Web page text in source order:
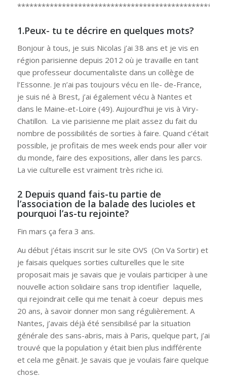
1.Peux- tu te décrire en quelques mots?
Bonjour à tous, je suis Nicolas j’ai 38 ans et je vis en
région parisienne depuis 2012 où je travaille en tant
que professeur documentaliste dans un collège de
l’Essonne. Je n’ai pas toujours vécu en Ile- de-France,
je suis né à Brest, j’ai également vécu à Nantes et
dans le Maine-et-Loire (49). Aujourd’hui je vis à Viry-
Chatillon. La vie parisienne me plait assez du fait du
nombre de possibilités de sorties à faire. Quand c’était
possible, je profitais de mes week ends pour aller voir
du monde, faire des expositions, aller dans les parcs.
La vie culturelle est vraiment très riche ici.
2 Depuis quand fais-tu partie de
l’association de la balade des lucioles et
pourquoi l’as-tu rejointe?
Fin mars ça fera 3 ans.
Au début j’étais inscrit sur le site OVS (On Va Sortir) et
je faisais quelques sorties culturelles que le site
proposait mais je savais que je voulais participer à une
nouvelle action solidaire sans trop identifier laquelle,
qui rejoindrait celle qui me tenait à coeur depuis mes
20 ans, à savoir donner mon sang régulièrement. A
Nantes, j’avais déjà été sensibilisé par la situation
générale des sans-abris, mais à Paris, quelque part, j’ai
trouvé que la population y était bien plus indifférente
et cela me gênait. Je savais que je voulais faire quelque
chose.